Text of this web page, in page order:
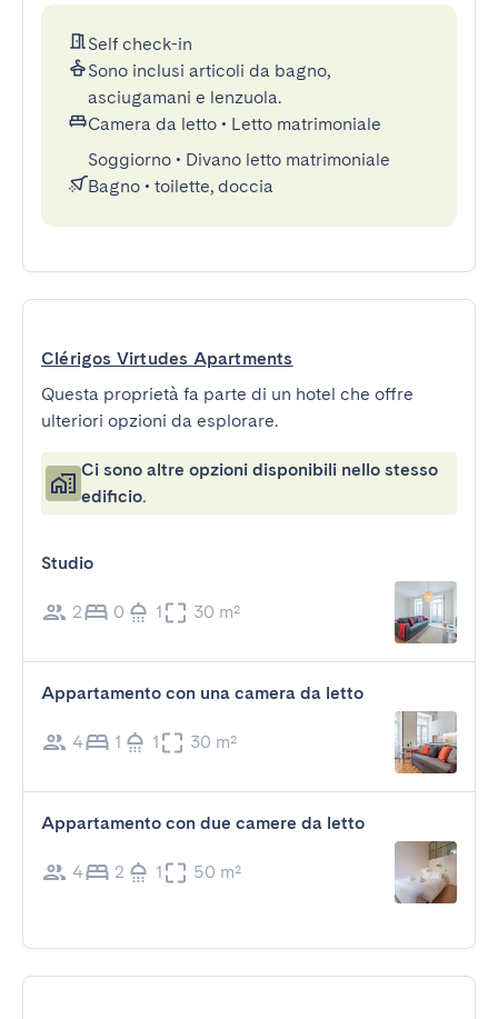
Self check-in
Sono inclusi articoli da bagno,
asciugamani e lenzuola.
Camera da letto • Letto matrimoniale
Soggiorno • Divano letto matrimoniale
Bagno • toilette, doccia
Clérigos Virtudes Apartments
Questa proprietà fa parte di un hotel che offre
ulteriori opzioni da esplorare.
Ci sono altre opzioni disponibili nello stesso
edificio.
Studio
2 0 1 30 m²
Appartamento con una camera da letto
4 1 1 30 m²
Appartamento con due camere da letto
4 2 1 50 m²